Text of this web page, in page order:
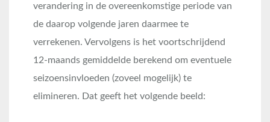
verandering in de overeenkomstige periode van
de daarop volgende jaren daarmee te
verrekenen. Vervolgens is het voortschrijdend
12-maands gemiddelde berekend om eventuele
seizoensinvloeden (zoveel mogelijk) te
elimineren. Dat geeft het volgende beeld: